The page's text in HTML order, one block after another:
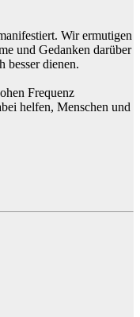
Wir ermutigen
und Gedanken darüber
besser dienen.
Frequenz
helfen, Menschen und